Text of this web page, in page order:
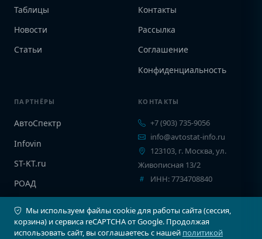
Таблицы
Новости
Статьи
Контакты
Рассылка
Соглашение
Конфиденциальность
ПАРТНЁРЫ
АвтоСпектр
Infovin
ST-KT.ru
РОАД
КОНТАКТЫ
+7 (903) 735-9056
info@avtostat-info.ru
123103, г. Москва, ул.
Живописная 13/2
ИНН: 7734708840
Мы используем файлы cookie для работы сайта (сессия,
корзина) и сервиса reCAPTCHA от Google. Продолжая
использовать сайт, вы соглашаетесь с нашей политикой